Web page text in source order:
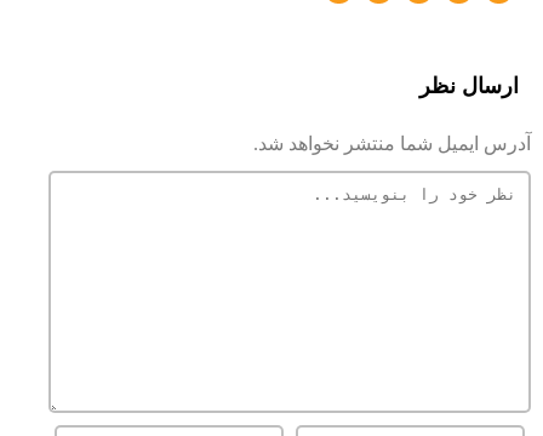
ارسال نظر
آدرس ایمیل شما منتشر نخواهد شد.